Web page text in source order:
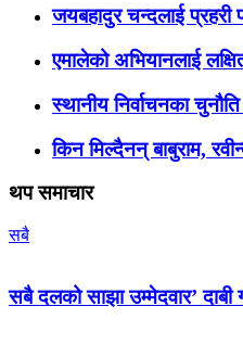
जयबहादुर चन्दलाई
एमालेको अभियानलाई
स्थानीय निर्वाचनका
किन मिल्दैनन् बाबुराम,
थप समाचार
सबै
सबै दलको साझा उम्मेदवार’